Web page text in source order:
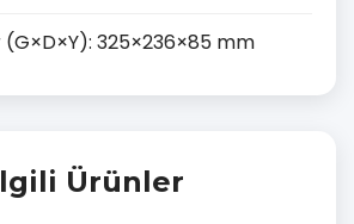
(G×D×Y): 325×236×85 mm
Ürünler